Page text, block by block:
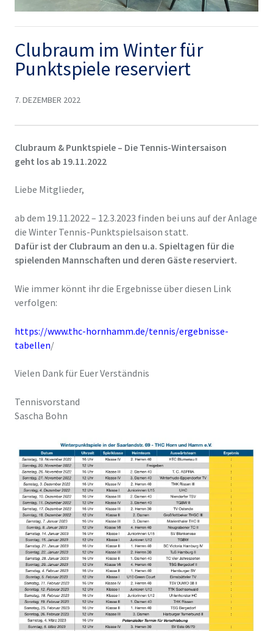
Clubraum im Winter für
Punktspiele reserviert
7. DEZEMBER 2022
Clubraum & Punktspiele – Die Tennis-Wintersaison
geht los ab 19.11.2022
Liebe Mitglieder,
ab dem 19.11.2022 – 12.3.2023 finden bei uns auf der Anlage
die Winter Tennis-Punktspielsaison statt.
Dafür ist der Clubraum an den u.a. Spieltagen für die
spielenden Mannschaften und deren Gäste reserviert.
Wie immer könnt ihr die Ergebnisse über diesen Link
verfolgen:
https://www.thc-hornhamm.de/tennis/ergebnisse-
tabellen/
Vielen Dank für Euer Verständnis
Tennisvorstand
Sascha Bohn